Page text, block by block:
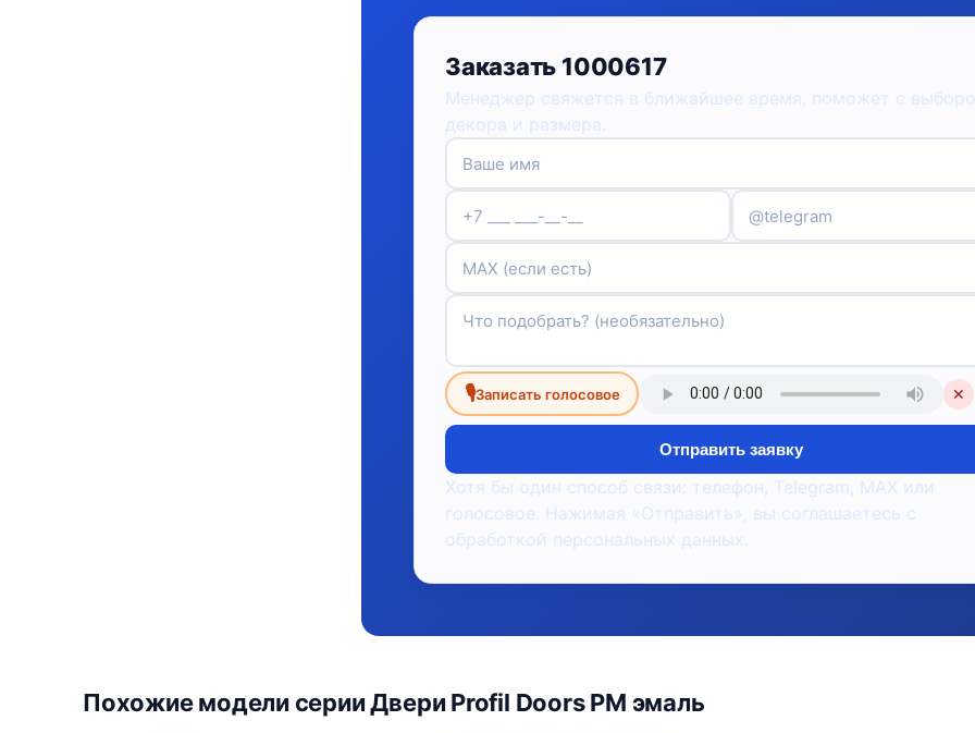
Заказать 1000617
Менеджер свяжется в ближайшее время, поможет с
декора и размера.
🎙Записать голосовое ✕
Отправить заявку
Хотя бы один способ связи: телефон, Telegram, MAX или
голосовое. Нажимая «Отправить», вы соглашаетесь с
обработкой персональных данных.
Похожие модели серии Двери Profil Doors PM эмаль